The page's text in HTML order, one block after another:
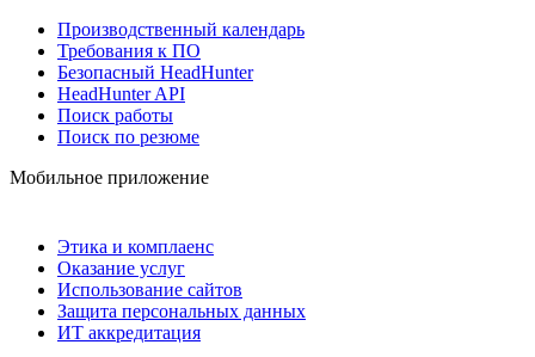
Производственный календарь
Требования к ПО
Безопасный HeadHunter
HeadHunter API
Поиск работы
Поиск по резюме
Мобильное приложение
Этика и комплаенс
Оказание услуг
Использование сайтов
Защита персональных данных
ИТ аккредитация